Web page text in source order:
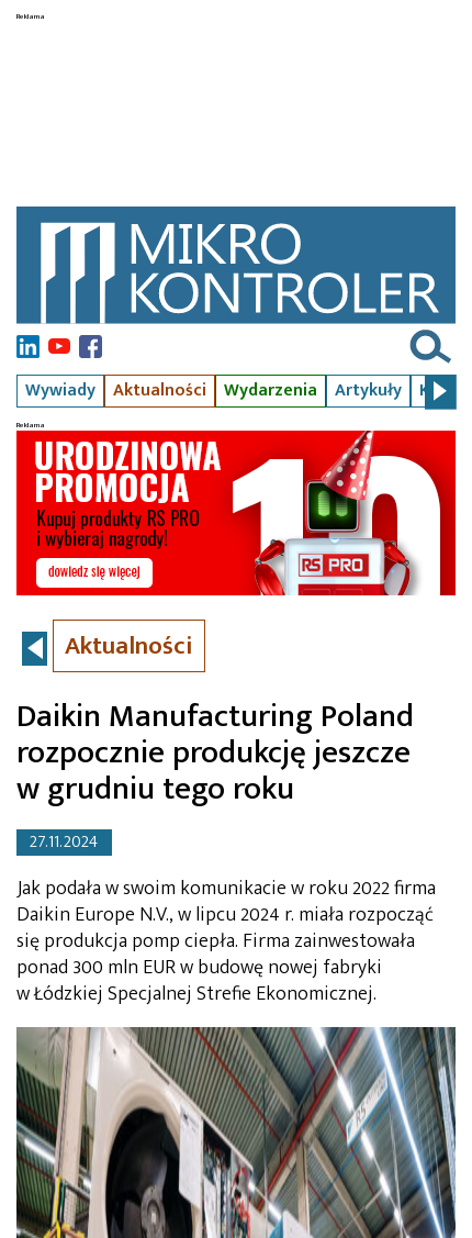
Wywiady Aktualności Wydarzenia Artykuły Kursy
Aktualności
Daikin Manufacturing Poland
rozpocznie produkcję jeszcze
w grudniu tego roku
27.11.2024
Jak podała w swoim komunikacie w roku 2022 firma
Daikin Europe N.V., w lipcu 2024 r. miała rozpocząć
się produkcja pomp ciepła. Firma zainwestowała
ponad 300 mln EUR w budowę nowej fabryki
w Łódzkiej Specjalnej Strefie Ekonomicznej.